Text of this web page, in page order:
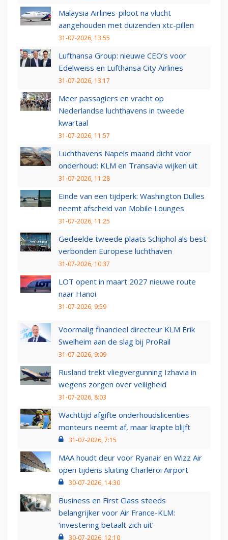
Malaysia Airlines-piloot na vlucht
aangehouden met duizenden xtc-pillen
31-07-2026, 13:55
Lufthansa Group: nieuwe CEO’s voor
Edelweiss en Lufthansa City Airlines
31-07-2026, 13:17
Meer passagiers en vracht op
Nederlandse luchthavens in tweede
kwartaal
31-07-2026, 11:57
Luchthavens Napels maand dicht voor
onderhoud: KLM en Transavia wijken uit
31-07-2026, 11:28
Einde van een tijdperk: Washington Dulles
neemt afscheid van Mobile Lounges
31-07-2026, 11:25
Gedeelde tweede plaats Schiphol als best
verbonden Europese luchthaven
31-07-2026, 10:37
LOT opent in maart 2027 nieuwe route
naar Hanoi
31-07-2026, 9:59
Voormalig financieel directeur KLM Erik
Swelheim aan de slag bij ProRail
31-07-2026, 9:09
Rusland trekt vliegvergunning Izhavia in
wegens zorgen over veiligheid
31-07-2026, 8:03
Wachttijd afgifte onderhoudslicenties
monteurs neemt af, maar krapte blijft
31-07-2026, 7:15
MAA houdt deur voor Ryanair en Wizz Air
open tijdens sluiting Charleroi Airport
30-07-2026, 14:30
Business en First Class steeds
belangrijker voor Air France-KLM:
‘investering betaalt zich uit’
30-07-2026, 12:10